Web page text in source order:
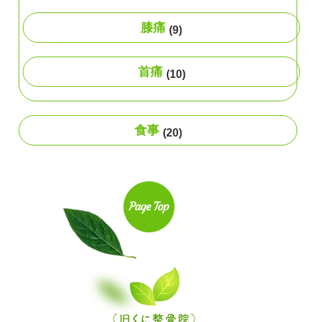
膝痛 (9)
首痛 (10)
食事 (20)